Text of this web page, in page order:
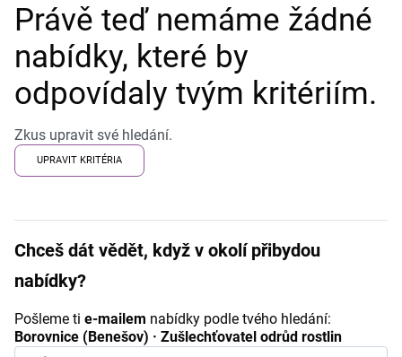
Právě teď nemáme žádné
nabídky, které by
odpovídaly tvým kritériím.
Zkus upravit své hledání.
UPRAVIT KRITÉRIA
Chceš dát vědět, když v okolí přibydou
nabídky?
Pošleme ti e-mailem nabídky podle tvého hledání:
Borovnice (Benešov) · Zušlechťovatel odrůd rostlin